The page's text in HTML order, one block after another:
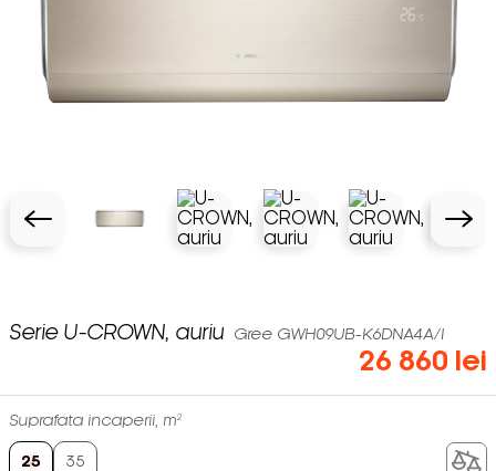
Serie U-CROWN, auriu Gree GWH09UB-K6DNA4A/I
26 860 lei
Suprafata incaperii, m²
25 35